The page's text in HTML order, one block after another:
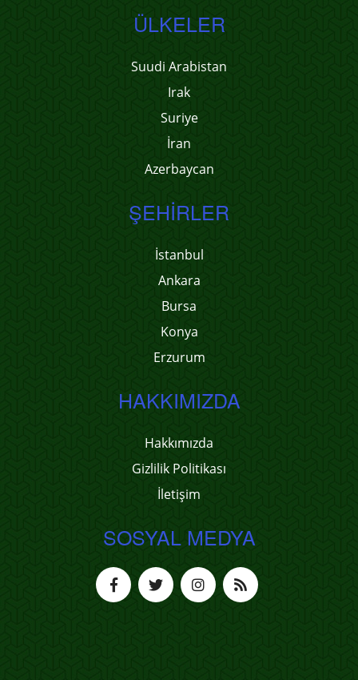
ÜLKELER
Suudi Arabistan
Irak
Suriye
İran
Azerbaycan
ŞEHIRLER
İstanbul
Ankara
Bursa
Konya
Erzurum
HAKKIMIZDA
Hakkımızda
Gizlilik Politikası
İletişim
SOSYAL MEDYA